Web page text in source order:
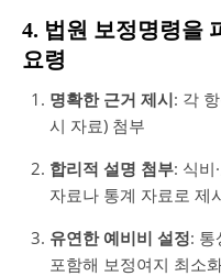
4. 법원 보정명령을
요령
명확한 근거 제시: 각
시 자료) 첨부
합리적 설명 첨부: 식비
자료나 통계 자료로 제
유연한 예비비 설정: 통
포함해 보정여지 최소